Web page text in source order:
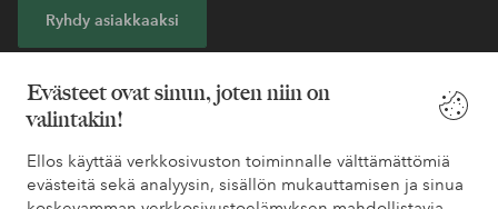
Evästeet ovat sinun, joten niin on
valintakin!
Ellos käyttää verkkosivuston toiminnalle välttämättömiä
evästeitä sekä analyysin, sisällön mukauttamisen ja sinua
Ryhdy asiakkaaksi
Tarvitsetko apua?
Löydät vastaukset useimmin kysyttyihin kysymyksiin usein